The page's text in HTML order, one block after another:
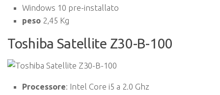
Windows 10 pre-installato
peso 2,45 Kg
Toshiba Satellite Z30-B-100
Processore: Intel Core i5 a 2.0 Ghz